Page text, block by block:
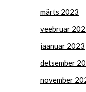
märts 2023
veebruar
jaanuar 2023
detsember
november